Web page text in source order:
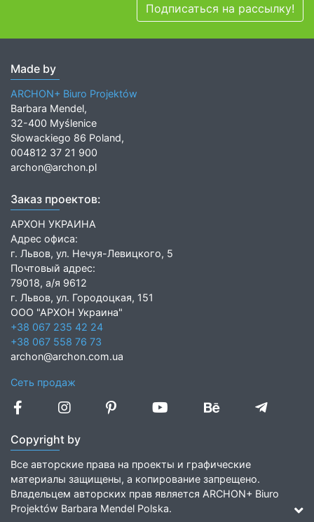
Подписаться на рассылку!
Made by
ARCHON+ Biuro Projektów
Barbara Mendel,
32-400 Myślenice
Słowackiego 86 Poland,
004812 37 21 900
archon@archon.pl
Заказ проектов:
АРХОН УКРАИНА
Адрес офиса:
г. Львов, ул. Нечуя-Левицкого, 5
Почтовый адрес:
79018, а/я 9612
г. Львов, ул. Городоцкая, 151
ООО "АРХОН Украина"
+38 067 235 42 24
+38 067 558 76 73
archon@archon.com.ua
Сеть продаж
Copyright by
Все авторские права на проекты и графические
материалы защищены, а копирование запрещено.
Владельцем авторских прав является ARCHON+ Biuro
Projektów Barbara Mendel Polska.